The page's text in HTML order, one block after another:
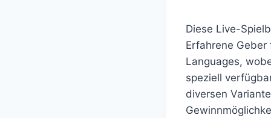
Diese Live-
Erfahrene
Languages,
speziell
diversen